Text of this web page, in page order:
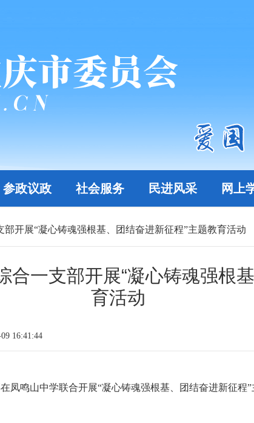
参政议政 社会服务 民进风采 网上
开展“凝心铸魂强根基、团结奋进新征程”主题教育活动
合一支部开展“凝心铸魂强根
育活动
16:41:44
凤鸣山中学联合开展“凝心铸魂强根基、团结奋进新征